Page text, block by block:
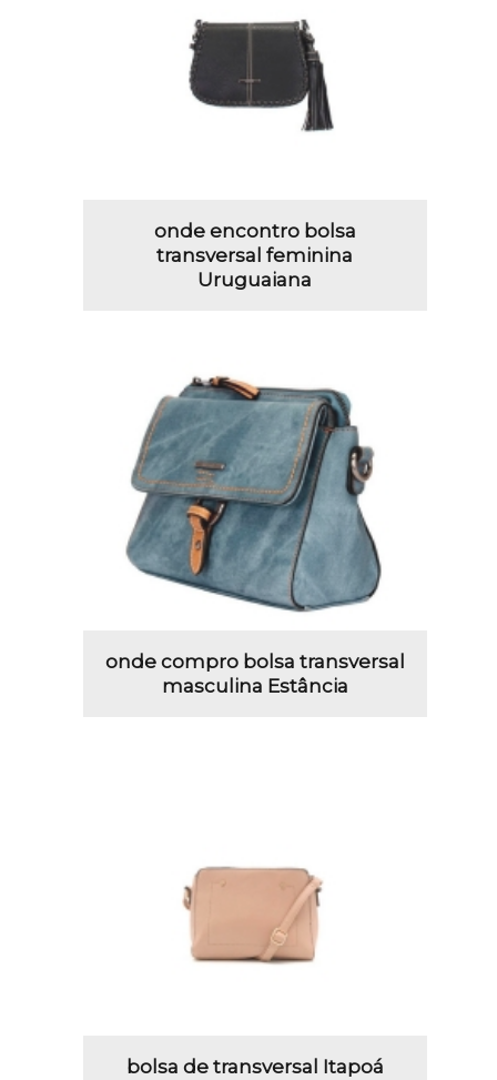
onde encontro bolsa
transversal feminina
Uruguaiana
onde compro bolsa transversal
masculina Estância
bolsa de transversal Itapoá